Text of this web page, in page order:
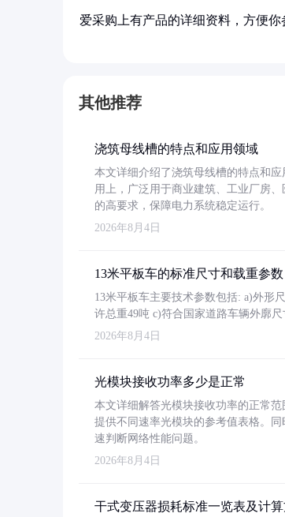
爱采购上有产品的详细资料，方便
其他推荐
浇筑母线槽的特点和应用领域
本文详细介绍了浇筑母线槽的特点和
用上，广泛用于商业建筑、工业厂房
的高要求，保障电力系统稳定运行。
2026年8月4日
13米平板车的标准尺寸和载重参数
13米平板车主要技术参数包括: a)外形
许总重49吨 c)符合国家道路车辆外廓
2026年8月4日
光模块接收功率多少是正常
本文详细解答光模块接收功率的正常
提供不同速率光模块的参考值表格。
速判断网络性能问题。
2026年8月4日
干式变压器损耗标准一览表及计